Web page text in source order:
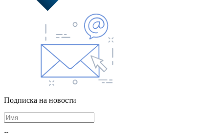
Подписка на новости